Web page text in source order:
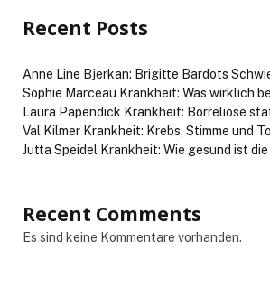
Recent Posts
Anne Line Bjerkan: Brigitte Bardots
Sophie Marceau Krankheit: Was wirklich
Laura Papendick Krankheit: Borreliose
Val Kilmer Krankheit: Krebs, Stimme und
Jutta Speidel Krankheit: Wie gesund ist
Recent Comments
Es sind keine Kommentare vorhanden.